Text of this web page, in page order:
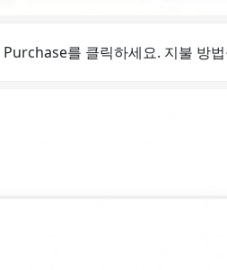
Purchase를 클릭하세요. 지불 방